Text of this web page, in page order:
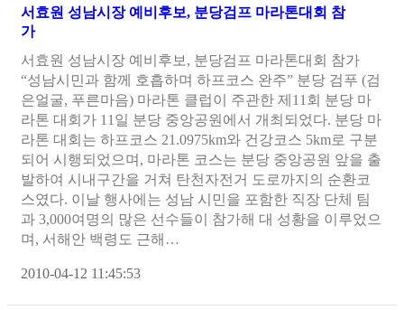
서효원 성남시장 예비후보, 분당검프 마라톤대회 참
가
서효원 성남시장 예비후보, 분당검프 마라톤대회 참가
“성남시민과 함께 호흡하며 하프코스 완주” 분당 검푸 (검
은얼굴, 푸른마음) 마라톤 클럽이 주관한 제11회 분당 마
라톤 대회가 11일 분당 중앙공원에서 개최되었다. 분당 마
라톤 대회는 하프코스 21.0975km와 건강코스 5km로 구분
되어 시행되었으며, 마라톤 코스는 분당 중앙공원 앞을 출
발하여 시내구간을 거쳐 탄천자전거 도로까지의 순환코
스였다. 이날 행사에는 성남 시민을 포함한 직장 단체 팀
과 3,000여명의 많은 선수들이 참가해 대 성황을 이루었으
며, 서해안 백령도 근해…
2010-04-12 11:45:53